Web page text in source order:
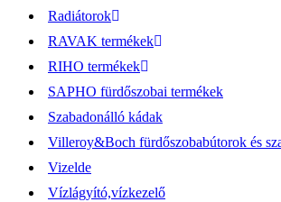
Radiátorok
RAVAK termékek
RIHO termékek
SAPHO fürdőszobai termékek
Szabadonálló kádak
Villeroy&Boch fürdőszobabútorok és
Vizelde
Vízlágyító,vízkezelő